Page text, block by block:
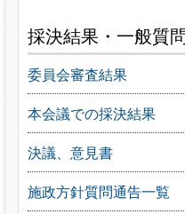
採決結果・一般質
委員会審査結果
本会議での採決結果
決議、意見書
施政方針質問通告一覧